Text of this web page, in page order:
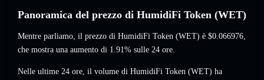
Panoramica del prezzo di HumidiFi Token (WET)
Mentre parliamo, il prezzo di HumidiFi Token (WET) è $0.066976,
che mostra una aumento di 1.91% sulle 24 ore.
Nelle ultime 24 ore, il volume di HumidiFi Token (WET) ha